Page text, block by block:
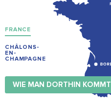
FRANCE
CHÂLONS-
EN-
CHAMPAGNE
WIE MAN DORTHIN KOMMT